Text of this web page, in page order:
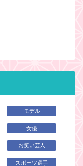
モデル
女優
お笑い芸人
スポーツ選手